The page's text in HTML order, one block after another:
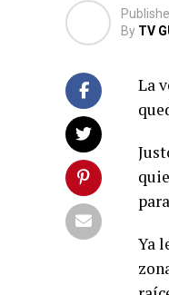
By TV
La
Ya